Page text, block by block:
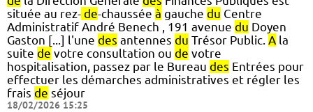
située au rez- de-chaussée à gauche du Centre
Administratif André Benech , 191 avenue du Doyen
Gaston [...] l'une des antennes du Trésor Public. A la
suite de votre consultation ou de votre
hospitalisation, passez par le Bureau des Entrées pour
effectuer les démarches administratives et régler les
frais de séjour
18/02/2026 15:25